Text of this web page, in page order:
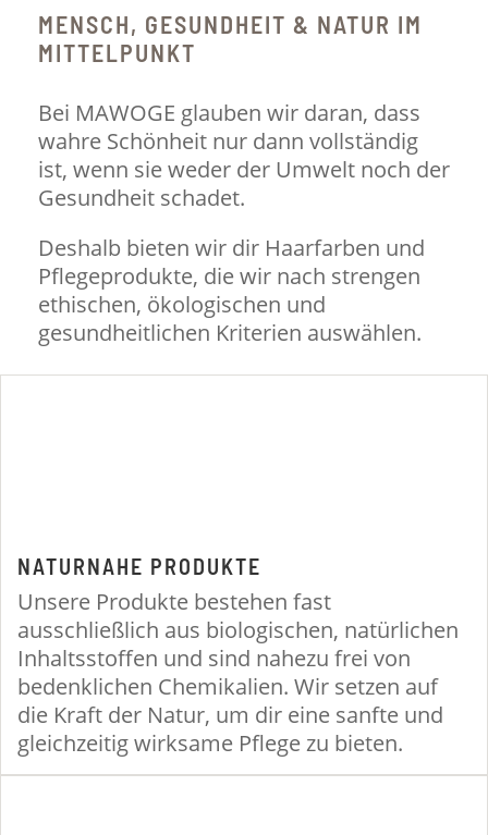
MENSCH, GESUNDHEIT & NATUR IM
MITTELPUNKT
Bei MAWOGE glauben wir daran, dass
wahre Schönheit nur dann vollständig
ist, wenn sie weder der Umwelt noch der
Gesundheit schadet.
Deshalb bieten wir dir Haarfarben und
Pflegeprodukte, die wir nach strengen
ethischen, ökologischen und
gesundheitlichen Kriterien auswählen.
NATURNAHE PRODUKTE
Unsere Produkte bestehen fast
ausschließlich aus biologischen, natürlichen
Inhaltsstoffen und sind nahezu frei von
bedenklichen Chemikalien. Wir setzen auf
die Kraft der Natur, um dir eine sanfte und
gleichzeitig wirksame Pflege zu bieten.